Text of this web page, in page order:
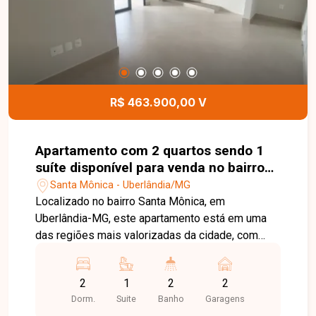
garagem cobertas, bicicletário, portaria, hall de
entrada, relax space, espaço fitness, salão de
festas, espaço gourmet com churrasqueira,
espaço kids e sala coworking. Esta é uma
excelente oportunidade para quem busca um
apartamento moderno, completo e em uma
localização privilegiada no bairro Santa Mônica.
detalhes deste imóvel.
R$ 463.900,00 V
Apartamento com 2 quartos sendo 1
suíte disponível para venda no bairro
Santa Mônica em Uberlândia-MG
Santa Mônica - Uberlândia/MG
Localizado no bairro Santa Mônica, em
Uberlândia-MG, este apartamento está em uma
das regiões mais valorizadas da cidade, com
principais avenidas. A localização oferece
proximidade com universidades, supermercados,
escolas, farmácias, restaurantes e diversos
2
Dorm.
1
Suite
2
Banho
2
Garagens